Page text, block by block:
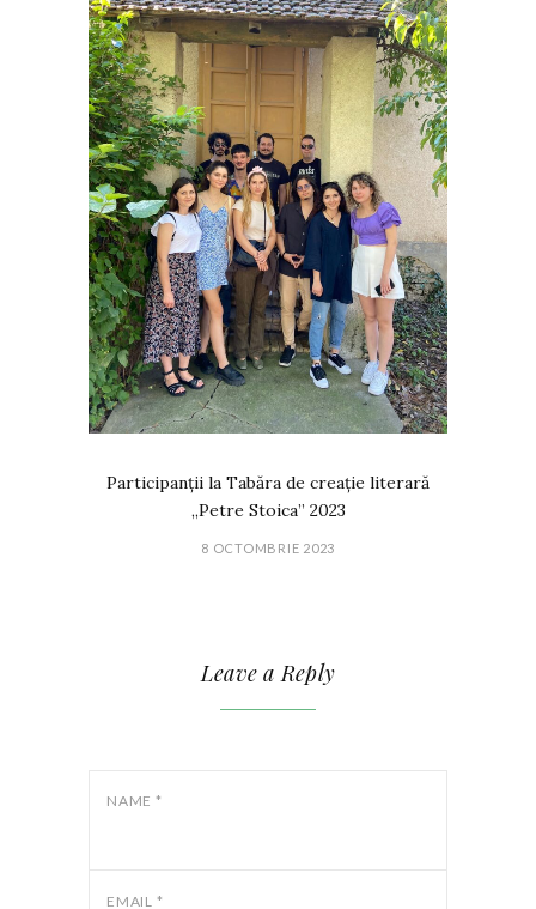
Participanții la Tabăra de creație literară
„Petre Stoica” 2023
8 OCTOMBRIE 2023
Leave a Reply
NAME *
EMAIL *